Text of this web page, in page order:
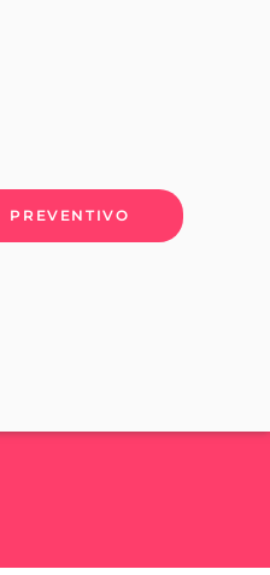
PREVENTIVO